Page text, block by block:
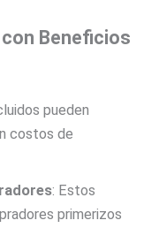
Beneficios
pueden
costos de
: Estos
primerizos